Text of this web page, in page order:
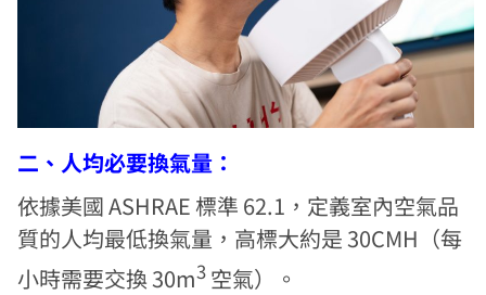
二、人均必要換氣量：
依據美國 ASHRAE 標準 62.1，定義室內空氣品
質的人均最低換氣量，高標大約是 30CMH（每
小時需要交換 30m3 空氣）。